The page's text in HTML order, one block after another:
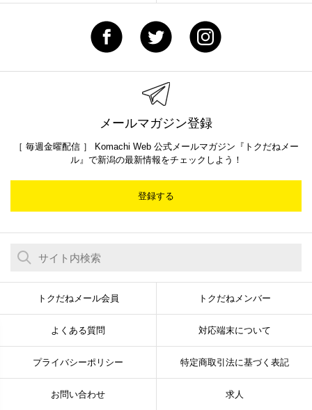
メールマガジン登録
［ 毎週金曜配信 ］ Komachi Web 公式メールマガジン『トクだねメー
ル』で新潟の最新情報をチェックしよう！
登録する
トクだねメール会員 トクだねメンバー
よくある質問 対応端末について
プライバシーポリシー 特定商取引法に基づく表記
お問い合わせ 求人